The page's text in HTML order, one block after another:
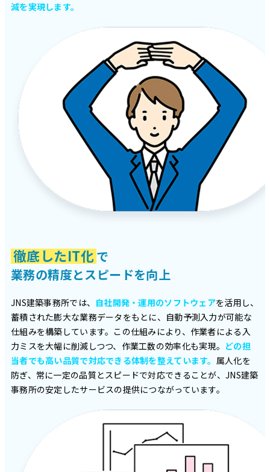
減を実現します。
徹底したIT化で
業務の精度とスピードを向上
JNS建築事務所では、 自社開発・運用のソフトウェアを活用し、
蓄積された膨大な業務データをもとに、自動予測入力が可能な
仕組みを構築しています。この仕組みにより、作業者による入
力ミスを大幅に削減しつつ、作業工数の効率化も実現。 どの担
当者でも高い品質で対応できる体制を整えています。 属人化を
防ぎ、常に一定の品質とスピードで対応できることが、JNS建築
事務所の安定したサービスの提供につながっています。